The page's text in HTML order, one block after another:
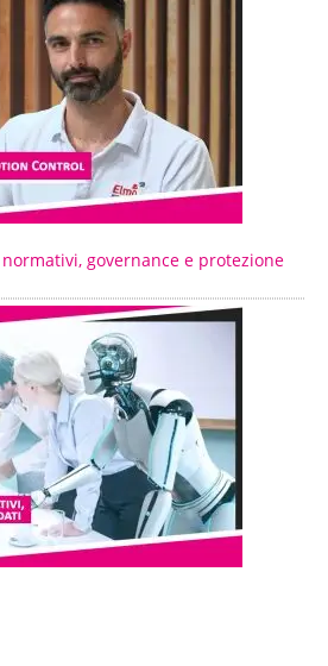
governance e protezione